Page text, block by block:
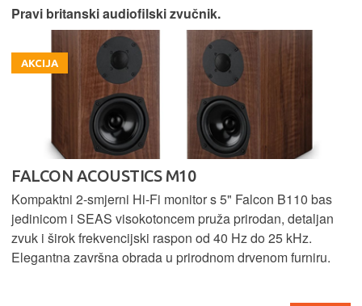
Pravi britanski audiofilski zvučnik.
AKCIJA
FALCON ACOUSTICS M10
Kompaktni 2-smjerni Hi-Fi monitor s 5" Falcon B110 bas
jedinicom i SEAS visokotoncem pruža prirodan, detaljan
zvuk i širok frekvencijski raspon od 40 Hz do 25 kHz.
Elegantna završna obrada u prirodnom drvenom furniru.